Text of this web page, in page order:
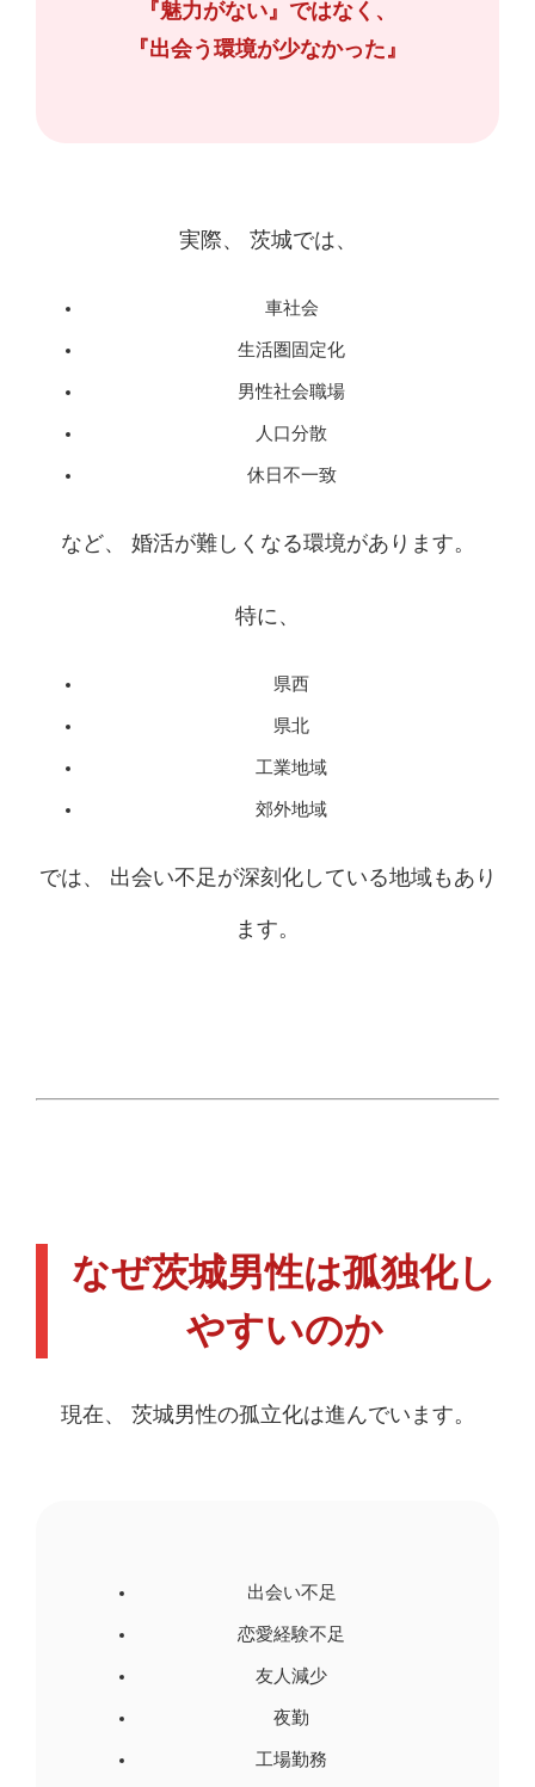
『魅力がない』ではなく、
『出会う環境が少なかった』
実際、 茨城では、
車社会
生活圏固定化
男性社会職場
人口分散
休日不一致
など、 婚活が難しくなる環境があります。
特に、
県西
県北
工業地域
郊外地域
では、 出会い不足が深刻化している地域もあり
ます。
なぜ茨城男性は孤独化し
やすいのか
現在、 茨城男性の孤立化は進んでいます。
出会い不足
恋愛経験不足
友人減少
夜勤
工場勤務